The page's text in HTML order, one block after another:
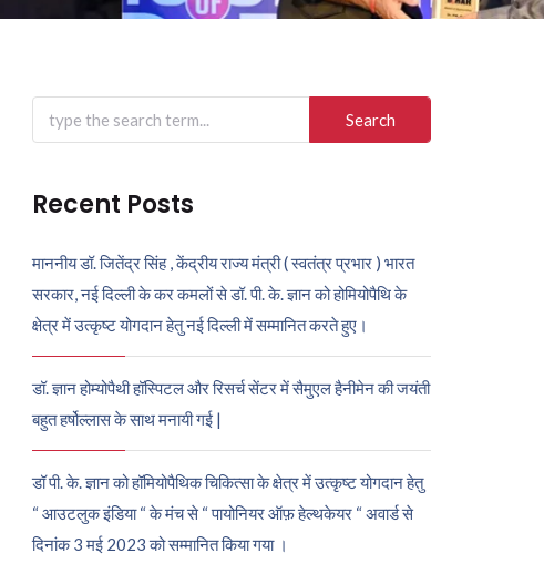
Search
for:
Recent Posts
माननीय डॉ. जितेंद्र सिंह , केंद्रीय राज्य मंत्री ( स्वतंत्र प्रभार ) भारत
सरकार, नई दिल्ली के कर कमलों से डॉ. पी. के. ज्ञान को होमियोपैथि के
क्षेत्र में उत्कृष्ट योगदान हेतु नई दिल्ली में सम्मानित करते हुए।
डॉ. ज्ञान होम्योपैथी हॉस्पिटल और रिसर्च सेंटर में सैमुएल हैनीमेन की जयंती
बहुत हर्षोल्लास के साथ मनायी गई |
डॉ पी. के. ज्ञान को हॉमियोपैथिक चिकित्सा के क्षेत्र में उत्कृष्ट योगदान हेतु
“ आउटलुक इंडिया “ के मंच से “ पायोनियर ऑफ़ हेल्थकेयर “ अवार्ड से
दिनांक 3 मई 2023 को सम्मानित किया गया ।